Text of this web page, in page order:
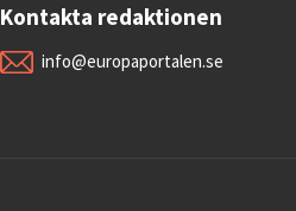
Kontakta redaktionen
info@europaportalen.se